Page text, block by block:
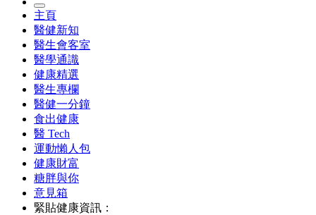
主頁
醫健新知
醫生會客室
醫學通識
健康精選
醫生專欄
醫健一分鐘
食出健康
醫 Tech
運動懶人包
健康財富
糖胖與你
意見箱
緊貼健康資訊：